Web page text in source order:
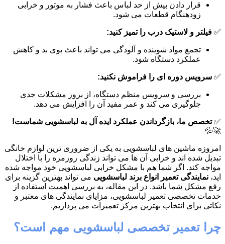
قرار دادن بیش از حد لباس باعث فشار به موتور و خرابی
زودهنگام قطعات می شود.
✅ فیلتر و لاستیک درب را تمیز کنید:
تجمع مواد شوینده و آلودگی می تواند باعث بوی بد و کاهش
عملکرد دستگاه شود.
✅ سرویس دوره ای را فراموش نکنید:
بررسی و سرویس منظم دستگاه، از بروز مشکلات جدی
جلوگیری می کند و عمر مفید آن را افزایش می دهد.
✅تخصص ما، بازگرداندن عملکرد ایده آل به لباسشویی شماست!
🚀💦
امروزه ماشین های لباسشویی به یکی از ضروری ترین لوازم خانگی
تبدیل شده اند و خرابی آن ها می تواند زندگی روزمره را با اختلال
مواجه کند. اگر شما هم با مشکل خرابی لباسشویی خود مواجه شده
اید، نمایندگی تعمیر انواع برند لباسشویی می تواند بهترین گزینه برای
رفع مشکل شما باشد. در این مقاله، به بررسی اهمیت استفاده از
خدمات تخصصی تعمیر لباسشویی، مزایای نمایندگی های معتبر و
نکاتی برای انتخاب بهترین مرکز تعمیرات می پردازیم.
چرا تعمیر تخصصی لباسشویی مهم است؟